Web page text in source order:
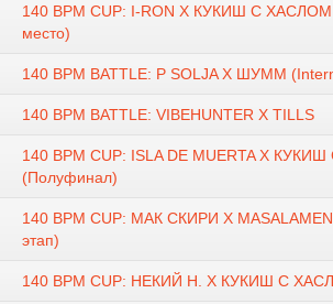
140 BPM CUP: I-RON X КУКИШ С ХАСЛОМ
место)
140 BPM BATTLE: P SOLJA X ШУММ
140 BPM BATTLE: VIBEHUNTER X TILLS
140 BPM CUP: ISLA DE MUERTA X
(Полуфинал)
140 BPM CUP: МАК СКИРИ X
этап)
140 BPM CUP: НЕКИЙ Н. X КУКИШ С